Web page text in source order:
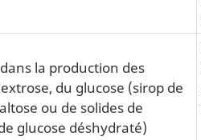
la production des
du glucose (sirop de
ou de solides de
glucose déshydraté)